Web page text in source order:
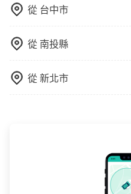
從 台中市
從 南投縣
從新北市